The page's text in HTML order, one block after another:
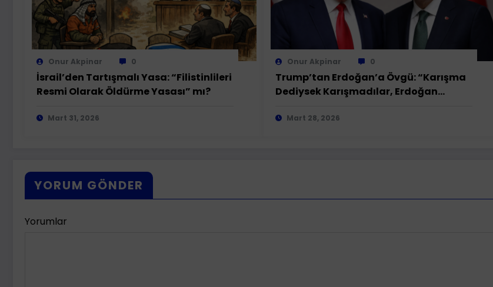
Onur Akpinar 0
İsrail’den Tartışmalı Yasa: “Filistinlileri
Resmi Olarak Öldürme Yasası” mı?
Mart 31, 2026
Onur Akpinar 0
Trump’tan Erdoğan’a Övgü: “Karışma
Dediysek Karışmadılar, Erdoğan
Mart 28, 2026
YORUM GÖNDER
Yorumlar